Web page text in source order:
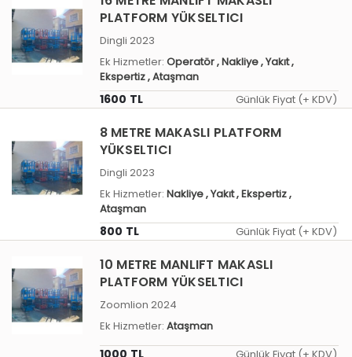
PLATFORM YÜKSELTICI
Dingli 2023
Ek Hizmetler: Operatör, Nakliye, Yakıt,
Ekspertiz, Ataşman
1600 TL Günlük Fiyat (+ KDV)
8 METRE MAKASLI PLATFORM
YÜKSELTICI
Dingli 2023
Ek Hizmetler: Nakliye, Yakıt, Ekspertiz,
Ataşman
800 TL Günlük Fiyat (+ KDV)
10 METRE MANLIFT MAKASLI
PLATFORM YÜKSELTICI
Zoomlion 2024
Ek Hizmetler: Ataşman
1000 TL